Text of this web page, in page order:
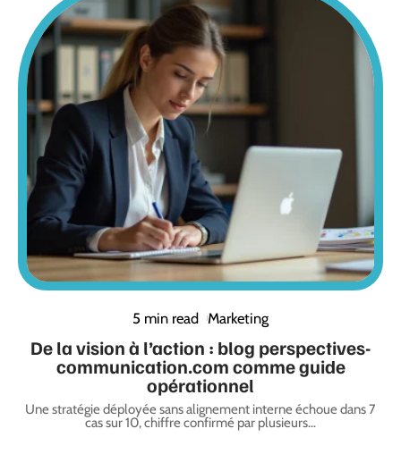
5 min read Marketing
De la vision à l’action : blog perspectives-
communication.com comme guide
opérationnel
Une stratégie déployée sans alignement interne échoue dans 7
cas sur 10, chiffre confirmé par plusieurs…